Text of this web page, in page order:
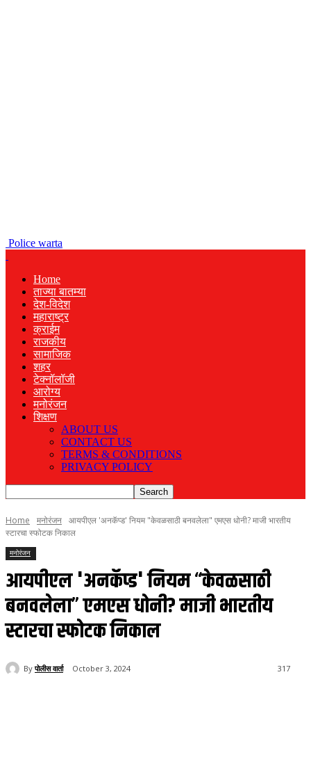
Police warta
Home
ताज्या बातम्या
देश-विदेश
महाराष्ट्र
क्राईम
राजकीय
सामाजिक
शहर
टेक्नॉलॉजी
आरोग्य
मनोरंजन
शिक्षण
ABOUT US
CONTACT US
TERMS & CONDITIONS
PRIVACY POLICY
Home मनोरंजन आयपीएल 'अनकॅप्ड' नियम "केवळसाठी बनवलेला" एमएस धोनी? माजी भारतीय
स्टारचा स्फोटक निकाल
मनोरंजन
आयपीएल 'अनकॅप्ड' नियम “केवळसाठी
बनवलेला” एमएस धोनी? माजी भारतीय
स्टारचा स्फोटक निकाल
By पोलीस वार्ता October 3, 2024 317